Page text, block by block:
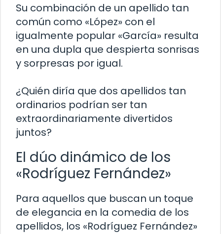
Su combinación de un apellido tan
común como «López» con el
igualmente popular «García» resulta
en una dupla que despierta sonrisas
y sorpresas por igual.
¿Quién diría que dos apellidos tan
ordinarios podrían ser tan
extraordinariamente divertidos
juntos?
El dúo dinámico de los
«Rodríguez Fernández»
Para aquellos que buscan un toque
de elegancia en la comedia de los
apellidos, los «Rodríguez Fernández»